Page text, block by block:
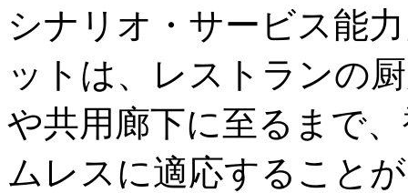
シナリオ・サービス能
ットは、レストランの
や共用廊下に至るまで
ムレスに適応すること